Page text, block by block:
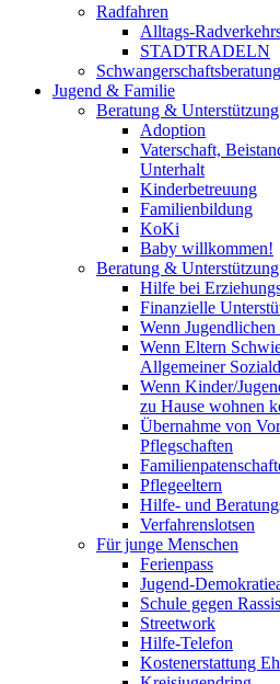
Radfahren
Alltags-
STADTRADELN
Schwangerschaftsberatung
Jugend & Familie
Beratung &
Adoption
Vaterschaft,
Unterhalt
Kinderbetreuung
Familienbildung
KoKi
Baby willkommen!
Beratung &
Hilfe bei
Finanzielle
Wenn
Wenn Eltern
Allgemeiner
Wenn Kinder/
zu Hause wohnen
Übernahme von
Pflegschaften
Pflegeeltern
Hilfe- und
Verfahrenslotsen
Für junge Menschen
Ferienpass
Jugend-
Schule gegen
Streetwork
Hilfe-Telefon
Kostenerstattung